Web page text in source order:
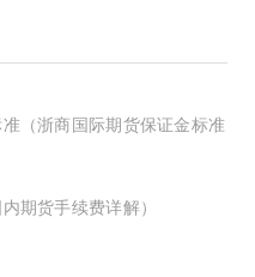
（浙商国际期货保证金标准
期货手续费详解）